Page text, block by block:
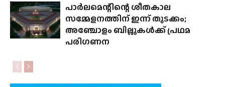
പാർലമെന്റിന്റെ ശീതകാല
സമ്മേളനത്തിന് ഇന്ന് തുടക്കം;
അഞ്ചോളം ബില്ലുകൾക്ക് പ്രഥമ
പരിഗണന